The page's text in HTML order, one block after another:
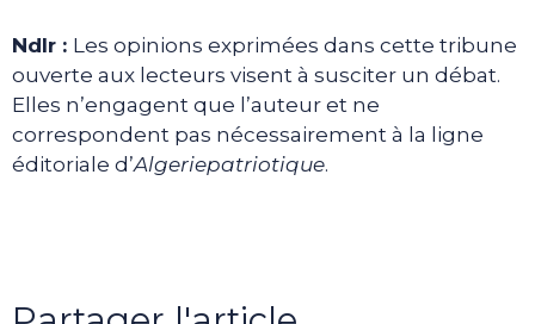
Ndlr : Les opinions exprimées dans cette tribune
ouverte aux lecteurs visent à susciter un débat.
Elles n’engagent que l’auteur et ne
correspondent pas nécessairement à la ligne
éditoriale d’Algeriepatriotique.